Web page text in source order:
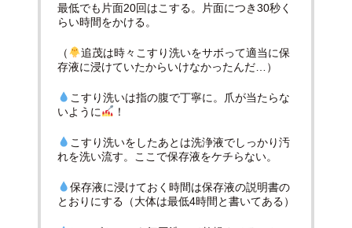
最低でも片面20回はこする。片面につき30秒く
らい時間をかける。
（
追茂は時々こすり洗いをサボって適当に保
存液に浸けていたからいけなかったんだ…）
こすり洗いは指の腹で丁寧に。爪が当たらな
いように
！
こすり洗いをしたあとは洗浄液でしっかり汚
れを洗い流す。ここで保存液をケチらない。
保存液に浸けておく時間は保存液の説明書の
とおりにする（大体は最低4時間と書いてある）